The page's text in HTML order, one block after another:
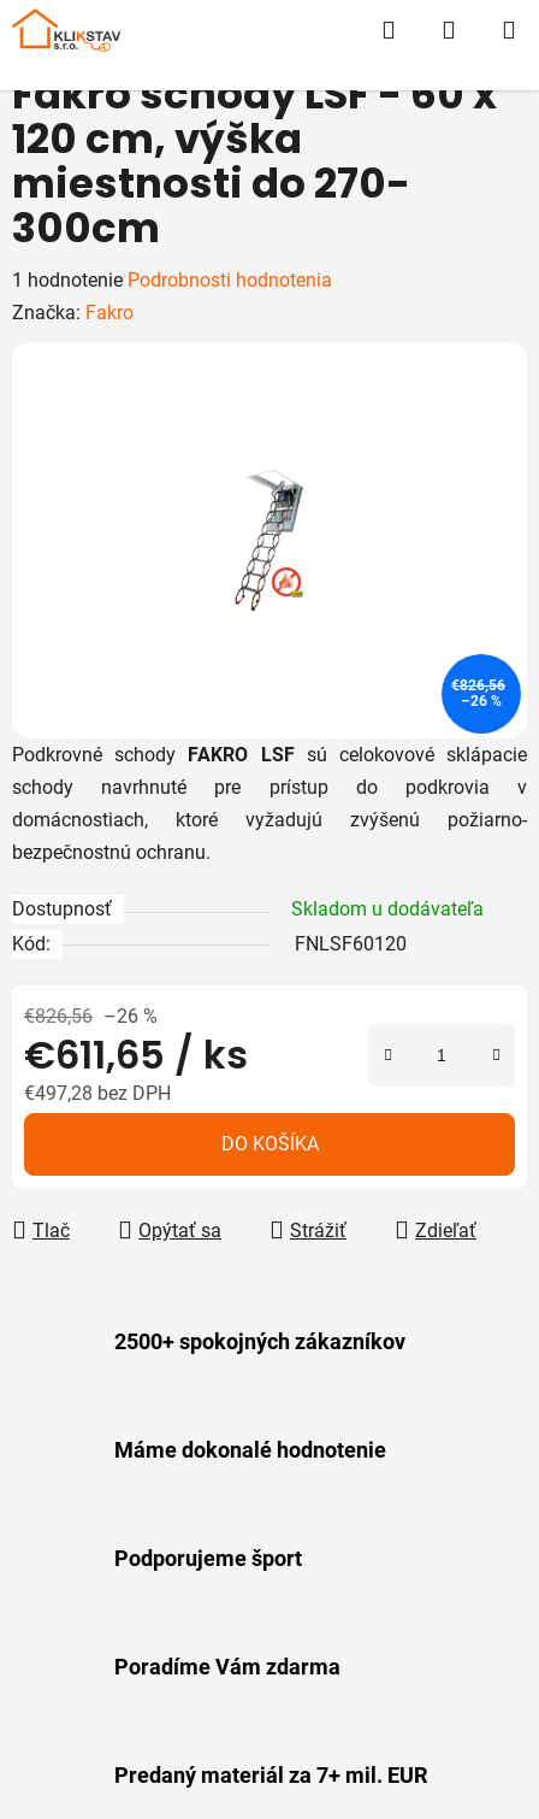
Prejsť
Hľadať
Podkrovné schody FAKRO LSFsú celokovové sklápacie
schody navrhnuté pre prístup do podkrovia v
domácnostiach, ktoré vyžadujú zvýšenú požiarno-
bezpečnostnú ochranu.
Dostupnosť
Skladom u dodávateľa
Kód:
FNLSF60120
€826,56 –26 %
€611,65 / ks
€497,28 bez DPH
DO KOŠÍKA
Tlač Opýtať sa Strážiť Zdieľať
Fakro schody LSF - 60 x
120 cm, výška
miestnosti do 270-
300cm
Priemerné
hodnotenie
1 hodnotenie Podrobnosti hodnotenia
Značka: Fakro
€826,56
–26 %
2500+ spokojných zákazníkov
Máme dokonalé hodnotenie
Podporujeme šport
Poradíme Vám zdarma
Predaný materiál za 7+ mil. EUR